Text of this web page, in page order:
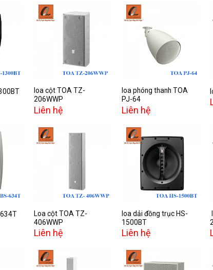
to
loa cột TOA TZ-
206WWP
Liên hệ
Add to
wishlist
loa phóng thanh TOA
PJ-64
Liên hệ
to
Loa cột TOA TZ-
406WWP
Liên hệ
Add to
wishlist
loa dải đồng trục HS-
1500BT
Liên hệ